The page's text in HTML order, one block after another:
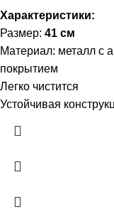
Характеристики:
Размер: 41 см
Материал: металл с
покрытием
Легко чистится
Устойчивая